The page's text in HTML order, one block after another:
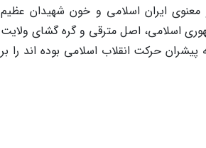
معنوی ایران اسلامی و خون شهیدان عظیم
اسلامی، اصل مترقی و گره گشای ولایت
و قهرمان مان که همچون ۴۷ سال گذشته پیشران حرکت انقلاب اسلامی بوده اند را بر